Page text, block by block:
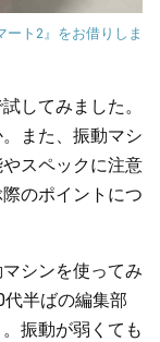
ト2』をお借りしま
してみました。
また、振動マシ
スペックに注意
のポイントにつ
シンを使ってみ
半ばの編集部
振動が弱くても